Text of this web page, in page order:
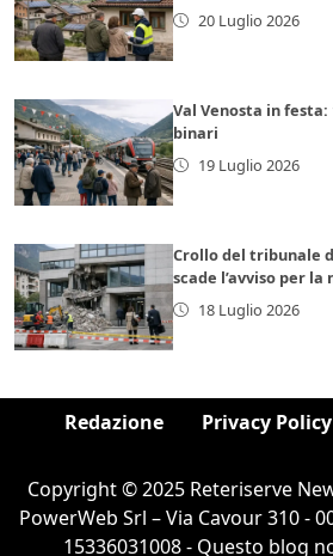
20 Luglio 2026
Val Venosta in
binari
19 Luglio 2026
Crollo del tribunale
scade l’avviso per la
18 Luglio 2026
Redazione Privacy Policy
Copyright © 2025 Reteriserve
PowerWeb Srl – Via Cavour 310 -
15336031008 - Questo blog